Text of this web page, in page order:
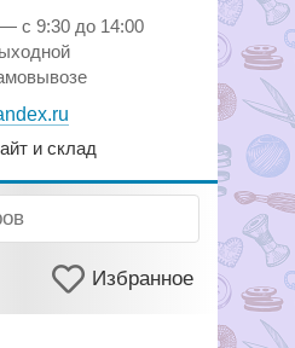
с 9:30 до 14:00
и склад
Избранное